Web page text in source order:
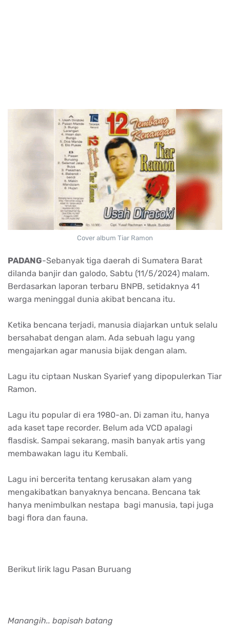
Cover album Tiar Ramon
PADANG-Sebanyak tiga daerah di Sumatera Barat
dilanda banjir dan galodo, Sabtu (11/5/2024) malam.
Berdasarkan laporan terbaru BNPB, setidaknya 41
warga meninggal dunia akibat bencana itu.
Ketika bencana terjadi, manusia diajarkan untuk selalu
bersahabat dengan alam. Ada sebuah lagu yang
mengajarkan agar manusia bijak dengan alam.
Lagu itu ciptaan Nuskan Syarief yang dipopulerkan Tiar
Ramon.
Lagu itu popular di era 1980-an. Di zaman itu, hanya
ada kaset tape recorder. Belum ada VCD apalagi
flasdisk. Sampai sekarang, masih banyak artis yang
membawakan lagu itu Kembali.
Lagu ini bercerita tentang kerusakan alam yang
mengakibatkan banyaknya bencana. Bencana tak
hanya menimbulkan nestapa bagi manusia, tapi juga
bagi flora dan fauna.
Berikut lirik lagu Pasan Buruang
Manangih.. bapisah batang